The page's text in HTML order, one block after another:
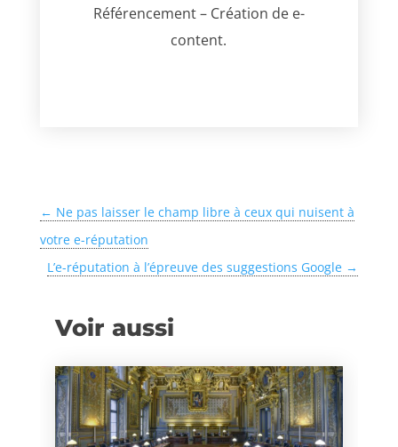
Référencement – Création de e-
content.
← Ne pas laisser le champ libre à ceux qui nuisent à
votre e-réputation
L’e-réputation à l’épreuve des suggestions Google →
Voir aussi